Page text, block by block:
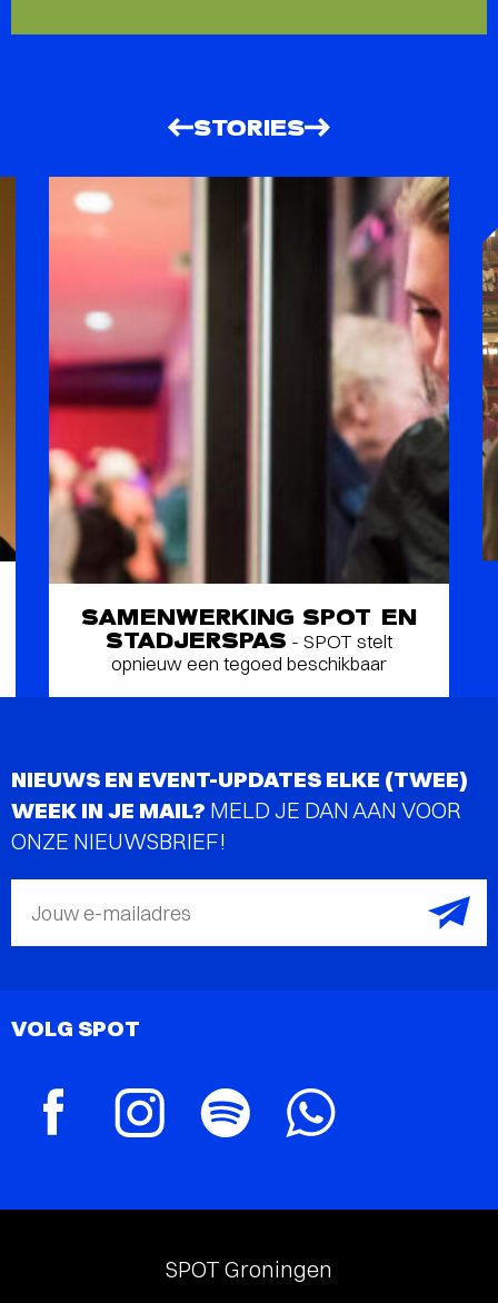
STORIES
SAMENWERKING SPOT EN
STADJERSPAS - SPOT stelt
opnieuw een tegoed beschikbaar
NIEUWS EN EVENT-UPDATES ELKE (TWEE)
WEEK IN JE MAIL? MELD JE DAN AAN VOOR
ONZE NIEUWSBRIEF!
Jouw e-mailadres
VOLG SPOT
SPOT Groningen